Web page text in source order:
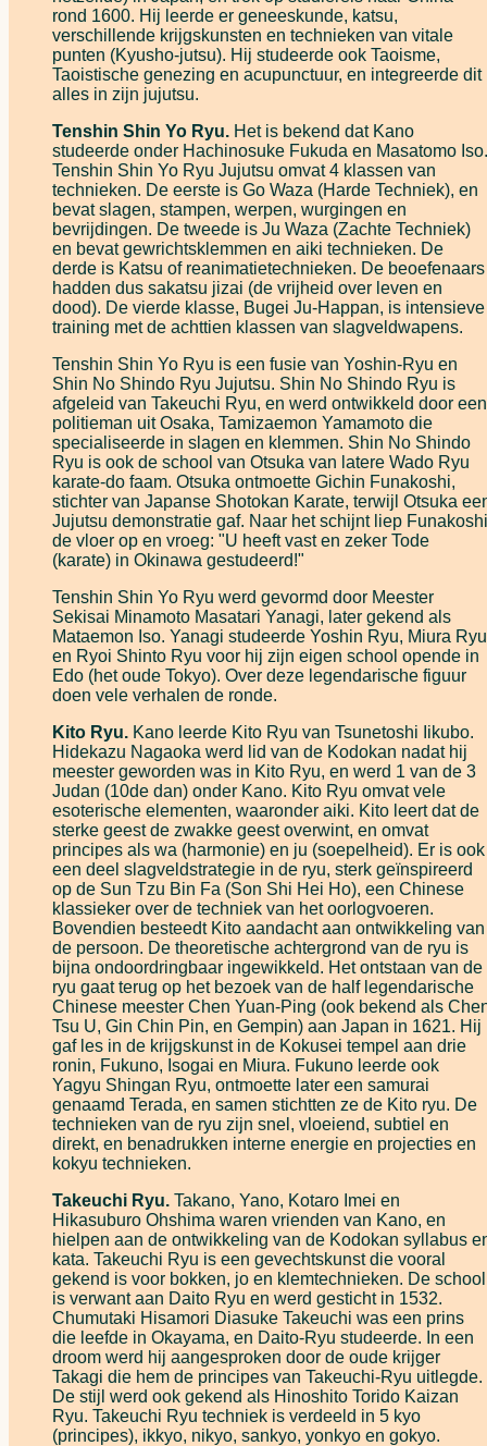
rond 1600. Hij leerde er geneeskunde, katsu,
verschillende krijgskunsten en technieken van vitale
punten (Kyusho-jutsu). Hij studeerde ook Taoisme,
Taoistische genezing en acupunctuur, en integreerde dit
alles in zijn jujutsu.
Tenshin Shin Yo Ryu. Het is bekend dat Kano
studeerde onder Hachinosuke Fukuda en Masatomo Iso.
Tenshin Shin Yo Ryu Jujutsu omvat 4 klassen van
technieken. De eerste is Go Waza (Harde Techniek), en
bevat slagen, stampen, werpen, wurgingen en
bevrijdingen. De tweede is Ju Waza (Zachte Techniek)
en bevat gewrichtsklemmen en aiki technieken. De
derde is Katsu of reanimatietechnieken. De beoefenaars
hadden dus sakatsu jizai (de vrijheid over leven en
dood). De vierde klasse, Bugei Ju-Happan, is intensieve
training met de achttien klassen van slagveldwapens.
Tenshin Shin Yo Ryu is een fusie van Yoshin-Ryu en
Shin No Shindo Ryu Jujutsu. Shin No Shindo Ryu is
afgeleid van Takeuchi Ryu, en werd ontwikkeld door een
politieman uit Osaka, Tamizaemon Yamamoto die
specialiseerde in slagen en klemmen. Shin No Shindo
Ryu is ook de school van Otsuka van latere Wado Ryu
karate-do faam. Otsuka ontmoette Gichin Funakoshi,
stichter van Japanse Shotokan Karate, terwijl Otsuka
Jujutsu demonstratie gaf. Naar het schijnt liep Funakoshi
de vloer op en vroeg: "U heeft vast en zeker Tode
(karate) in Okinawa gestudeerd!"
Tenshin Shin Yo Ryu werd gevormd door Meester
Sekisai Minamoto Masatari Yanagi, later gekend als
Mataemon Iso. Yanagi studeerde Yoshin Ryu, Miura
en Ryoi Shinto Ryu voor hij zijn eigen school opende in
Edo (het oude Tokyo). Over deze legendarische figuur
doen vele verhalen de ronde.
Kito Ryu. Kano leerde Kito Ryu van Tsunetoshi Iikubo.
Hidekazu Nagaoka werd lid van de Kodokan nadat hij
meester geworden was in Kito Ryu, en werd 1 van de 3
Judan (10de dan) onder Kano. Kito Ryu omvat vele
esoterische elementen, waaronder aiki. Kito leert dat de
sterke geest de zwakke geest overwint, en omvat
principes als wa (harmonie) en ju (soepelheid). Er is ook
een deel slagveldstrategie in de ryu, sterk geïnspireerd
op de Sun Tzu Bin Fa (Son Shi Hei Ho), een Chinese
klassieker over de techniek van het oorlogvoeren.
Bovendien besteedt Kito aandacht aan ontwikkeling van
de persoon. De theoretische achtergrond van de ryu is
bijna ondoordringbaar ingewikkeld. Het ontstaan van de
ryu gaat terug op het bezoek van de half legendarische
Chinese meester Chen Yuan-Ping (ook bekend als
Tsu U, Gin Chin Pin, en Gempin) aan Japan in 1621. Hij
gaf les in de krijgskunst in de Kokusei tempel aan drie
ronin, Fukuno, Isogai en Miura. Fukuno leerde ook
Yagyu Shingan Ryu, ontmoette later een samurai
genaamd Terada, en samen stichtten ze de Kito ryu. De
technieken van de ryu zijn snel, vloeiend, subtiel en
direkt, en benadrukken interne energie en projecties en
kokyu technieken.
Takeuchi Ryu. Takano, Yano, Kotaro Imei en
Hikasuburo Ohshima waren vrienden van Kano, en
hielpen aan de ontwikkeling van de Kodokan syllabus
kata. Takeuchi Ryu is een gevechtskunst die vooral
gekend is voor bokken, jo en klemtechnieken. De school
is verwant aan Daito Ryu en werd gesticht in 1532.
Chumutaki Hisamori Diasuke Takeuchi was een prins
die leefde in Okayama, en Daito-Ryu studeerde. In een
droom werd hij aangesproken door de oude krijger
Takagi die hem de principes van Takeuchi-Ryu uitlegde.
De stijl werd ook gekend als Hinoshito Torido Kaizan
Ryu. Takeuchi Ryu techniek is verdeeld in 5 kyo
(principes), ikkyo, nikyo, sankyo, yonkyo en gokyo.